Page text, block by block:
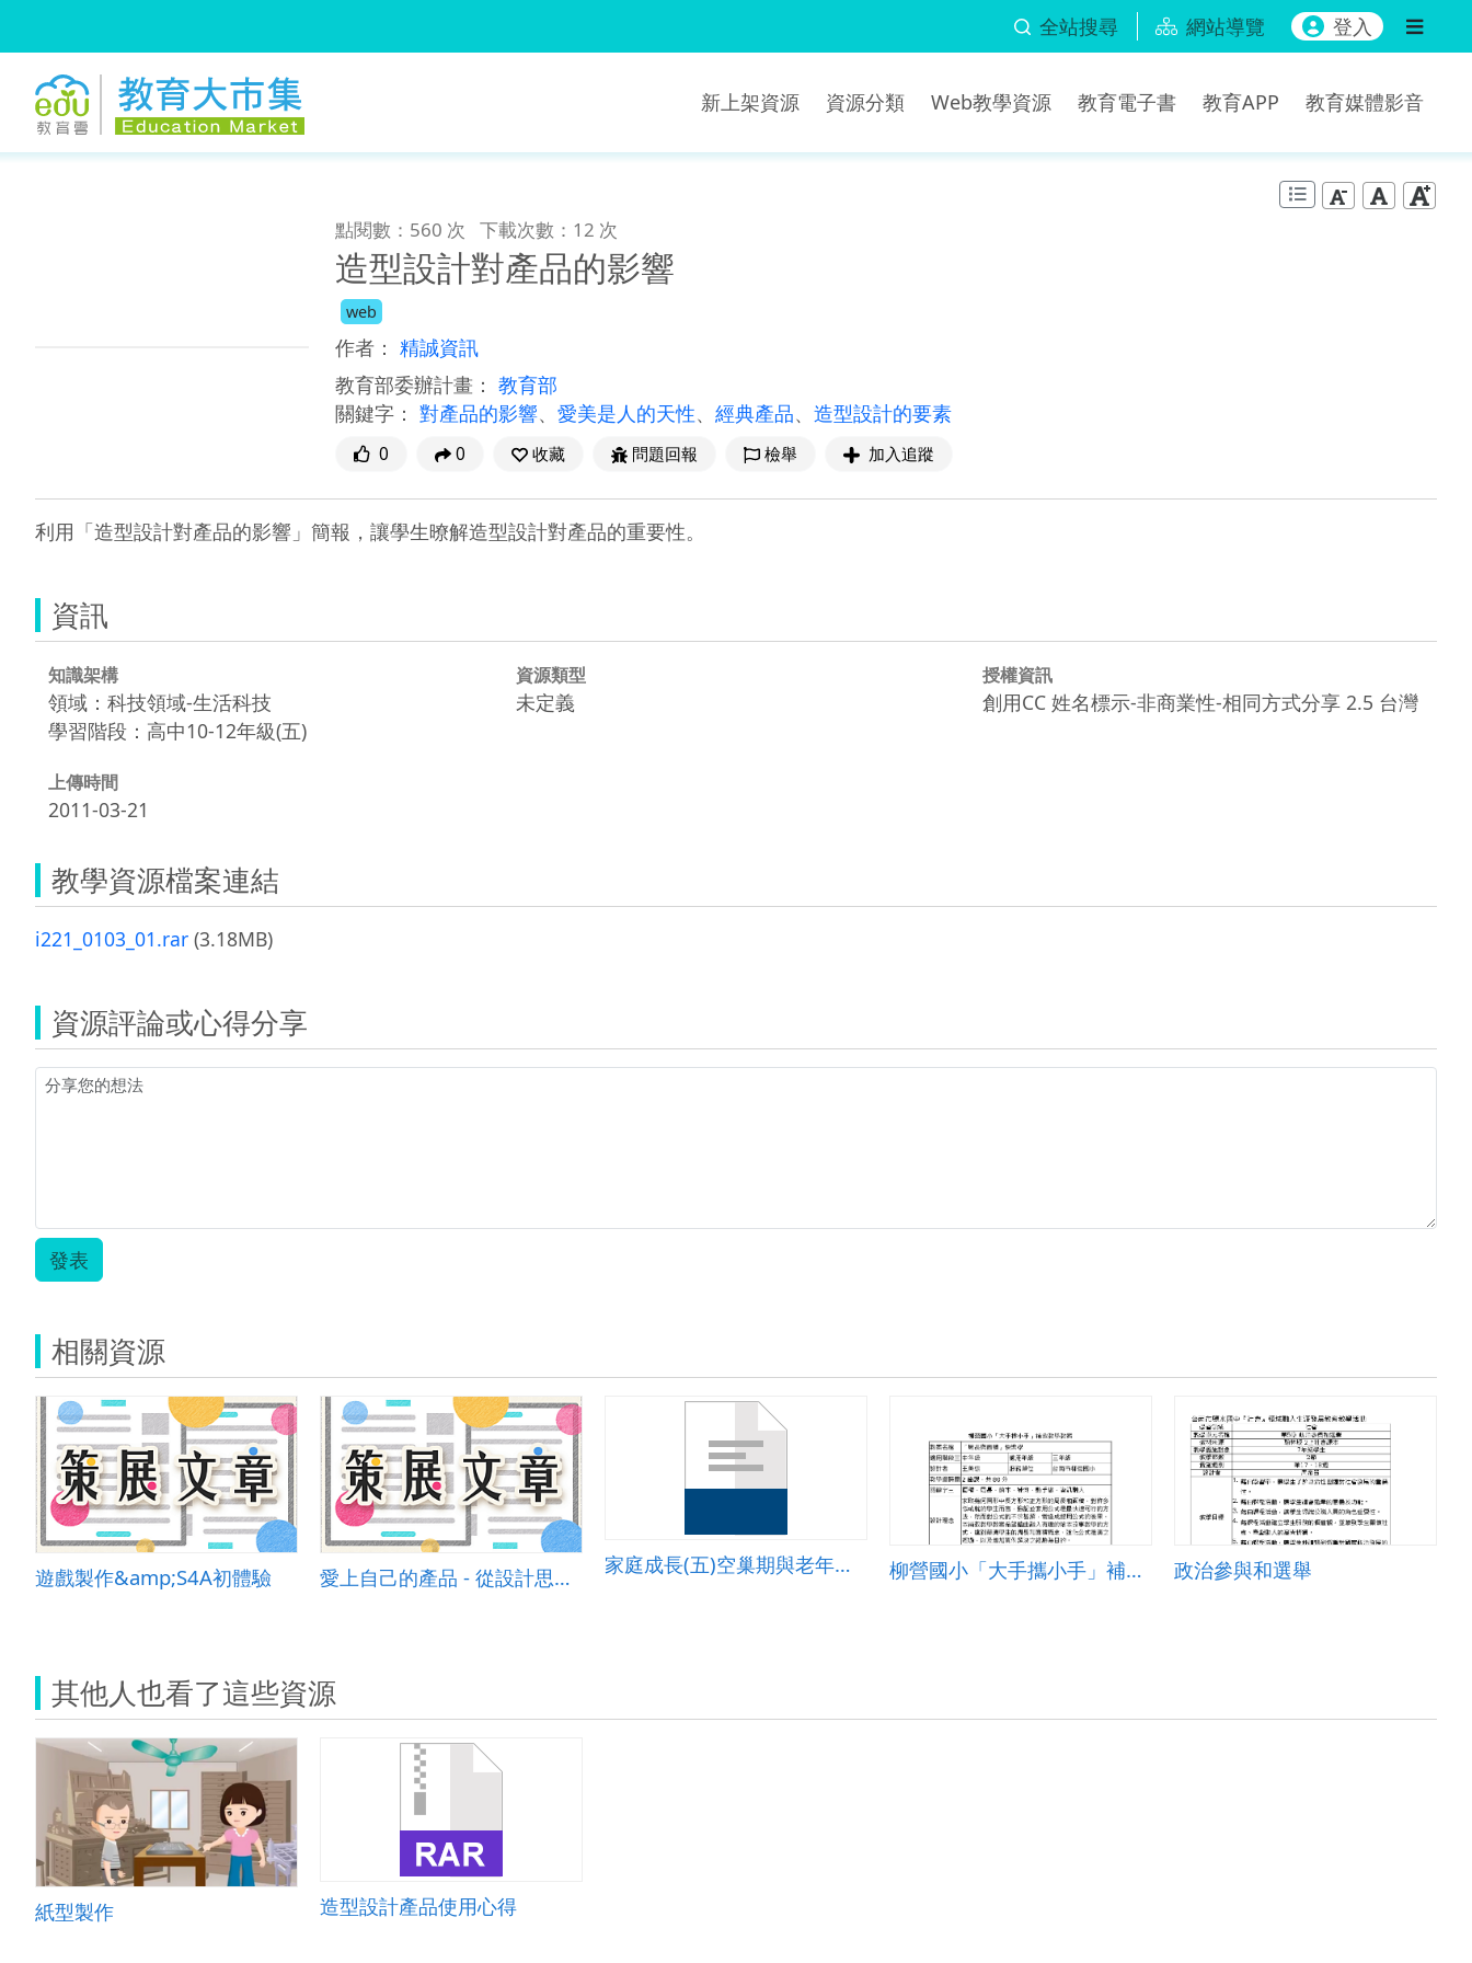
全站搜尋 網站導覽 登入
新上架資源 資源分類 Web教學資源 教育電子書 教育APP 教育媒體影音
點閱數：560 次 下載次數：12 次
造型設計對產品的影響
web
作者： 精誠資訊
教育部委辦計畫： 教育部
關鍵字： 對產品的影響、 愛美是人的天性、 經典產品、 造型設計的要素
0 0 收藏 問題回報 檢舉 加入追蹤
利用「造型設計對產品的影響」簡報，讓學生暸解造型設計對產品的重要性。
資訊
知識架構
領域：科技領域-生活科技
學習階段：高中10-12年級(五)
資源類型
未定義
授權資訊
創用CC 姓名標示-非商業性-相同方式分享 2.5 台灣
上傳時間
2011-03-21
教學資源檔案連結
i221_0103_01.rar (3.18MB)
資源評論或心得分享
發表
相關資源
遊戲製作&amp;S4A初體驗 愛上⾃⼰的產品 - 從設計思考到製作產出
家庭成長(五)空巢期與老年父母篇教案 柳營國小「大手攜小手」補救教學教案 政治參與和選舉
其他人也看了這些資源
紙型製作 造型設計產品使用心得